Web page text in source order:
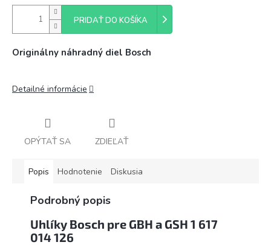
PRIDAŤ DO KOŠÍKA
Originálny náhradný diel Bosch
Detailné informácie
OPÝTAŤ SA ZDIEĽAŤ
Popis Hodnotenie Diskusia
Podrobný popis
Uhlíky Bosch pre GBH a GSH 1 617
014 126